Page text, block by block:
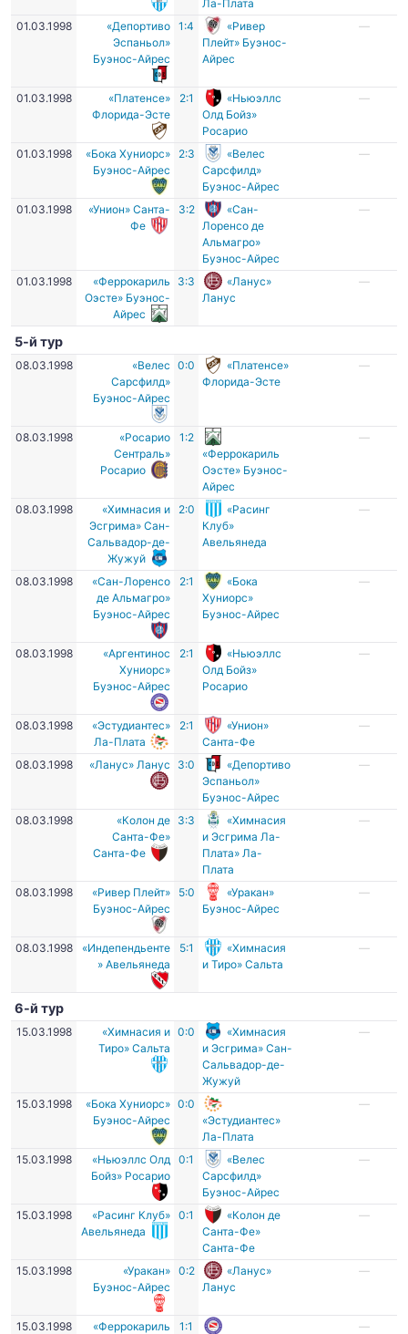
Ла-Плата
01.03.1998
«Депортиво
Эспаньол»
Буэнос-Айрес
1:4
«Ривер
Плейт» Буэнос-
Айрес
—
01.03.1998
«Платенсе»
Флорида-Эсте
2:1
«Ньюэллс
Олд Бойз»
Росарио
—
01.03.1998
«Бока Хуниорс»
Буэнос-Айрес
2:3
«Велес
Сарсфилд»
Буэнос-Айрес
—
01.03.1998
«Унион» Санта-
Фе
3:2
«Сан-
Лоренсо де
Альмагро»
Буэнос-Айрес
—
01.03.1998
«Феррокариль
Оэсте» Буэнос-
Айрес
3:3
«Ланус»
Ланус
—
5-й тур
08.03.1998
«Велес
Сарсфилд»
Буэнос-Айрес
0:0
«Платенсе»
Флорида-Эсте
—
08.03.1998
«Росарио
Сентраль»
Росарио
1:2
«Феррокариль
Оэсте» Буэнос-
Айрес
—
08.03.1998
«Химнасия и
Эсгрима» Сан-
Сальвадор-де-
Жужуй
2:0
«Расинг
Клуб»
Авельянеда
—
08.03.1998
«Сан-Лоренсо
де Альмагро»
Буэнос-Айрес
2:1
«Бока
Хуниорс»
Буэнос-Айрес
—
08.03.1998
«Аргентинос
Хуниорс»
Буэнос-Айрес
2:1
«Ньюэллс
Олд Бойз»
Росарио
—
08.03.1998
«Эстудиантес»
Ла-Плата
2:1
«Унион»
Санта-Фе
—
08.03.1998 «Ланус» Ланус 3:0
«Депортиво
Эспаньол»
Буэнос-Айрес
—
08.03.1998
«Колон де
Санта-Фе»
Санта-Фе
3:3
«Химнасия
и Эсгрима Ла-
Плата» Ла-
Плата
—
08.03.1998
«Ривер Плейт»
Буэнос-Айрес
5:0
«Уракан»
Буэнос-Айрес
—
08.03.1998
«Индепендьенте
» Авельянеда
5:1
«Химнасия
и Тиро» Сальта
—
6-й тур
15.03.1998
«Химнасия и
Тиро» Сальта
0:0
«Химнасия
и Эсгрима» Сан-
Сальвадор-де-
Жужуй
—
15.03.1998
«Бока Хуниорс»
Буэнос-Айрес
0:0
«Эстудиантес»
Ла-Плата
—
15.03.1998
«Ньюэллс Олд
Бойз» Росарио
0:1
«Велес
Сарсфилд»
Буэнос-Айрес
—
15.03.1998
«Расинг Клуб»
Авельянеда
0:1
«Колон де
Санта-Фе»
Санта-Фе
—
15.03.1998
«Уракан»
Буэнос-Айрес
0:2
«Ланус»
Ланус
—
15.03.1998
«Феррокариль
1:1
—